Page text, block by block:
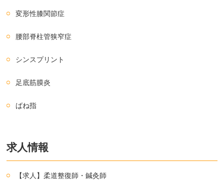
変形性膝関節症
腰部脊柱管狭窄症
シンスプリント
足底筋膜炎
ばね指
求人情報
【求人】柔道整復師・鍼灸師